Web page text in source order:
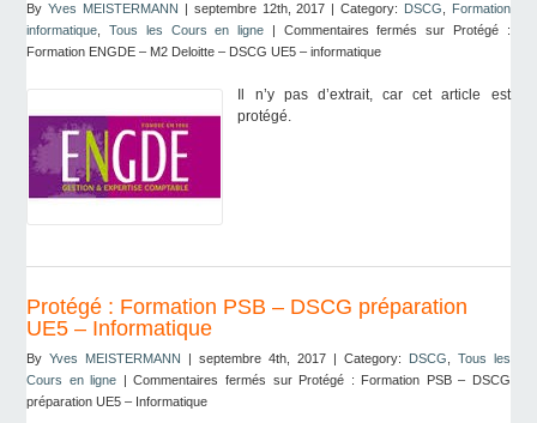
ByYves MEISTERMANN | septembre 12th, 2017 | Category: DSCG
Formation
informatique ,Tous les Cours en ligne | Commentaires fermés
sur Protégé :
Formation ENGDE – M2 Deloitte – DSCG UE5 – informatique
Il n’y pas d’extrait, car cet article est
protégé.
Protégé : Formation PSB – DSCG préparation
UE5 – Informatique
ByYves MEISTERMANN | septembre 4th, 2017 | Category: DSCG
Tous les
Cours en ligne |Commentaires fermés sur Protégé : Formation PSB – DSCG
préparation UE5 – Informatique